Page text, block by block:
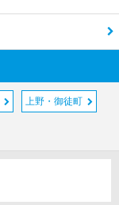
上野・御徒町